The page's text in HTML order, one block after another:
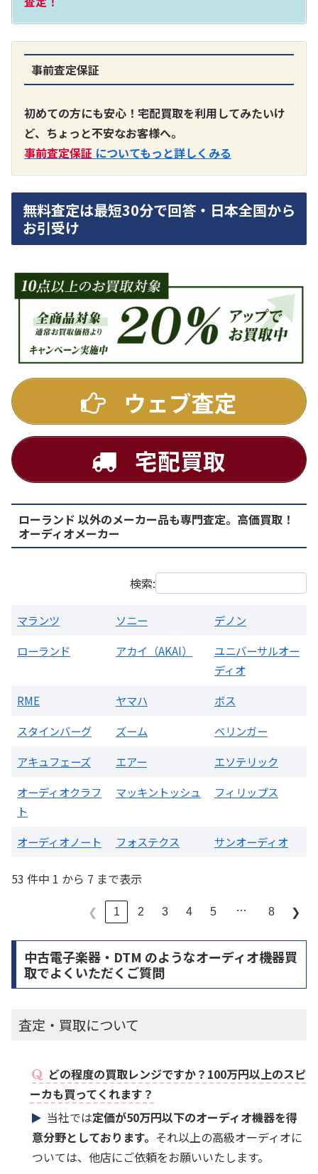
A3300 真空管プリアンプ
買取価格：お問合せください
SONY
DA7000ES アンプ
買取価格：お問合せください
DENON
PMA-1500AE プリメインアンプ
買取価格：お問合せください
事前査定保証
初めての方にも安心！宅配買取を利用してみたいけ
ど、ちょっと不安なお客様へ。
事前査定保証 についてもっと詳しくみる
無料査定は最短30分で回答・日本全国から
お引受け
ウェブ査定
宅配買取
ローランド 以外のメーカー品も専門査定。高価買取！
オーディオメーカー
検索:
マランツ ソニー
デノン
ローランド
アカイ（AKAI）
ユニバーサルオー
ディオ
RME
ヤマハ
ボス
スタインバーグ
ズーム
ベリンガー
アキュフェーズ
エアー
エソテリック
オーディオクラフ
ト
マッキントッシュ フィリップス
オーディオノート フォステクス サンオーディオ
53 件中 1 から 7 まで表示
❮ 1 2 3 4 5 … 8 ❯
中古電子楽器・DTM のようなオーディオ機器買
取でよくいただくご質問
査定・買取について
どの程度の買取レンジですか？100万円以上のスピ
ーカも買ってくれます？
当社では定価が50万円以下のオーディオ機器を得
意分野としております。 それ以上の高級オーディオに
ついては、他店にご依頼をお願いいたします。